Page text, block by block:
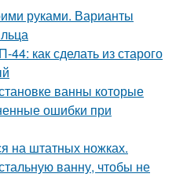
руками. Варианты
как сделать из старого
ванны которые
ошибки при
на штатных ножках.
ванну, чтобы не